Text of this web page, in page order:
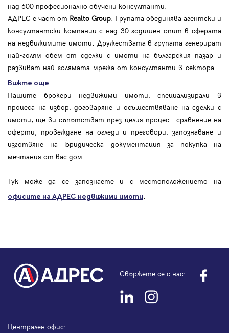
над 600 професионално обучени консултанти.
АДРЕС е част от Realto Group . Групата обединява агентски и
консултантски компании с над 30 годишен опит в сферата
на недвижимите имоти. Дружествата в групата генерират
най-голям обем от сделки с имоти на българския пазар и
развиват най-голямата мрежа от консултанти в сектора.
Вижте още
Нашите брокери недвижими имоти, специализирали в
процеса на избор, договаряне и осъществяване на сделки с
имоти, ще ви съпътстват през целия процес - сравнение на
оферти, провеждане на огледи и преговори, запознаване и
изготвяне на юридическа документация за покупка на
мечтания от вас дом.
Тук може да се запознаете и с местоположението на
офисите на АДРЕС недвижими имоти
Свържете се с нас:
Централен офис: